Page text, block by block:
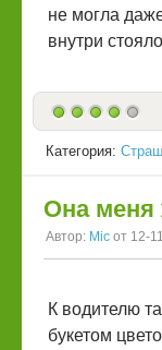
не могла
внутри
Категория:
Она меня
Автор: Mic от 12-
К водителю
букетом